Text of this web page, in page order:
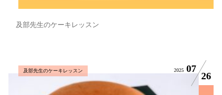
及部先生のケーキレッスン
及部先生のケーキレッスン 2025 07
26